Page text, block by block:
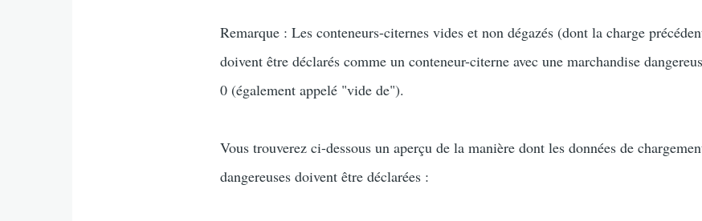
Remarque : Les conteneurs-citernes vides et non dégazés (dont la charge
doivent être déclarés comme un conteneur-citerne avec une marchandise
0 (également appelé "vide de").
Vous trouverez ci-dessous un aperçu de la manière dont les données de
dangereuses doivent être déclarées :